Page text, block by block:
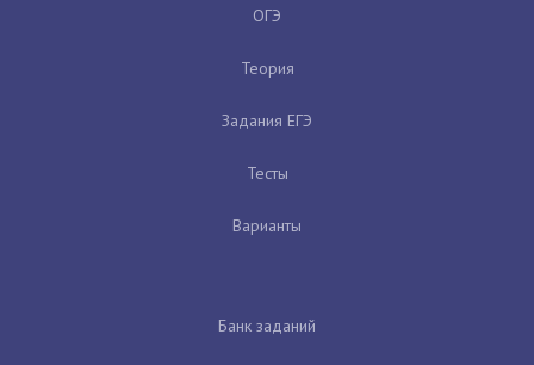
ОГЭ
Теория
Задания ЕГЭ
Тесты
Варианты
Банк заданий